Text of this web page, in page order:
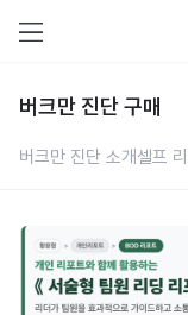
버크만 진단 구매
버크만 진단 소개셀프